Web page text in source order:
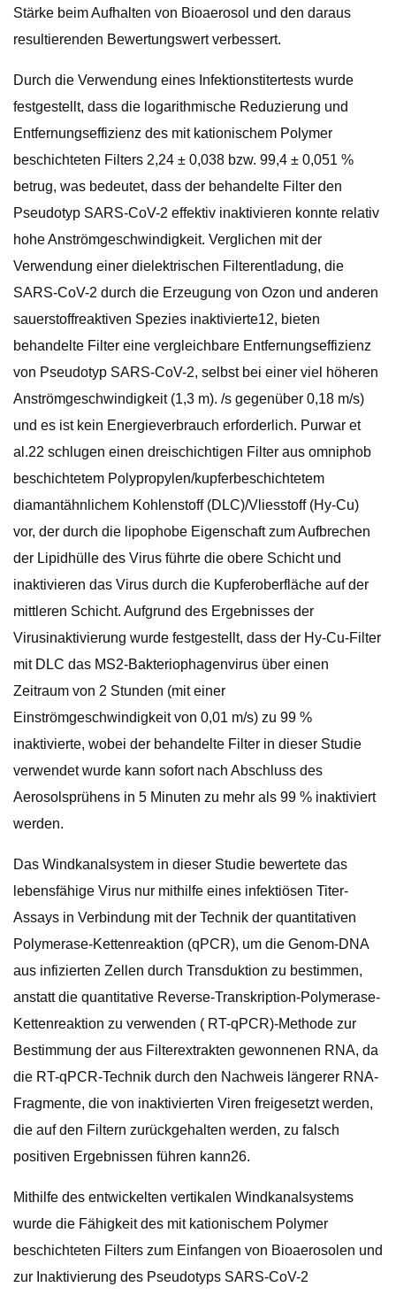
Stärke beim Aufhalten von Bioaerosol und den daraus
resultierenden Bewertungswert verbessert.
Durch die Verwendung eines Infektionstitertests wurde
festgestellt, dass die logarithmische Reduzierung und
Entfernungseffizienz des mit kationischem Polymer
beschichteten Filters 2,24 ± 0,038 bzw. 99,4 ± 0,051 %
betrug, was bedeutet, dass der behandelte Filter den
Pseudotyp SARS-CoV-2 effektiv inaktivieren konnte relativ
hohe Anströmgeschwindigkeit. Verglichen mit der
Verwendung einer dielektrischen Filterentladung, die
SARS-CoV-2 durch die Erzeugung von Ozon und anderen
sauerstoffreaktiven Spezies inaktivierte12, bieten
behandelte Filter eine vergleichbare Entfernungseffizienz
von Pseudotyp SARS-CoV-2, selbst bei einer viel höheren
Anströmgeschwindigkeit (1,3 m). /s gegenüber 0,18 m/s)
und es ist kein Energieverbrauch erforderlich. Purwar et
al.22 schlugen einen dreischichtigen Filter aus omniphob
beschichtetem Polypropylen/kupferbeschichtetem
diamantähnlichem Kohlenstoff (DLC)/Vliesstoff (Hy-Cu)
vor, der durch die lipophobe Eigenschaft zum Aufbrechen
der Lipidhülle des Virus führte die obere Schicht und
inaktivieren das Virus durch die Kupferoberfläche auf der
mittleren Schicht. Aufgrund des Ergebnisses der
Virusinaktivierung wurde festgestellt, dass der Hy-Cu-Filter
mit DLC das MS2-Bakteriophagenvirus über einen
Zeitraum von 2 Stunden (mit einer
Einströmgeschwindigkeit von 0,01 m/s) zu 99 %
inaktivierte, wobei der behandelte Filter in dieser Studie
verwendet wurde kann sofort nach Abschluss des
Aerosolsprühens in 5 Minuten zu mehr als 99 % inaktiviert
werden.
Das Windkanalsystem in dieser Studie bewertete das
lebensfähige Virus nur mithilfe eines infektiösen Titer-
Assays in Verbindung mit der Technik der quantitativen
Polymerase-Kettenreaktion (qPCR), um die Genom-DNA
aus infizierten Zellen durch Transduktion zu bestimmen,
anstatt die quantitative Reverse-Transkription-Polymerase-
Kettenreaktion zu verwenden ( RT-qPCR)-Methode zur
Bestimmung der aus Filterextrakten gewonnenen RNA, da
die RT-qPCR-Technik durch den Nachweis längerer RNA-
Fragmente, die von inaktivierten Viren freigesetzt werden,
die auf den Filtern zurückgehalten werden, zu falsch
positiven Ergebnissen führen kann26.
Mithilfe des entwickelten vertikalen Windkanalsystems
wurde die Fähigkeit des mit kationischem Polymer
beschichteten Filters zum Einfangen von Bioaerosolen und
zur Inaktivierung des Pseudotyps SARS-CoV-2